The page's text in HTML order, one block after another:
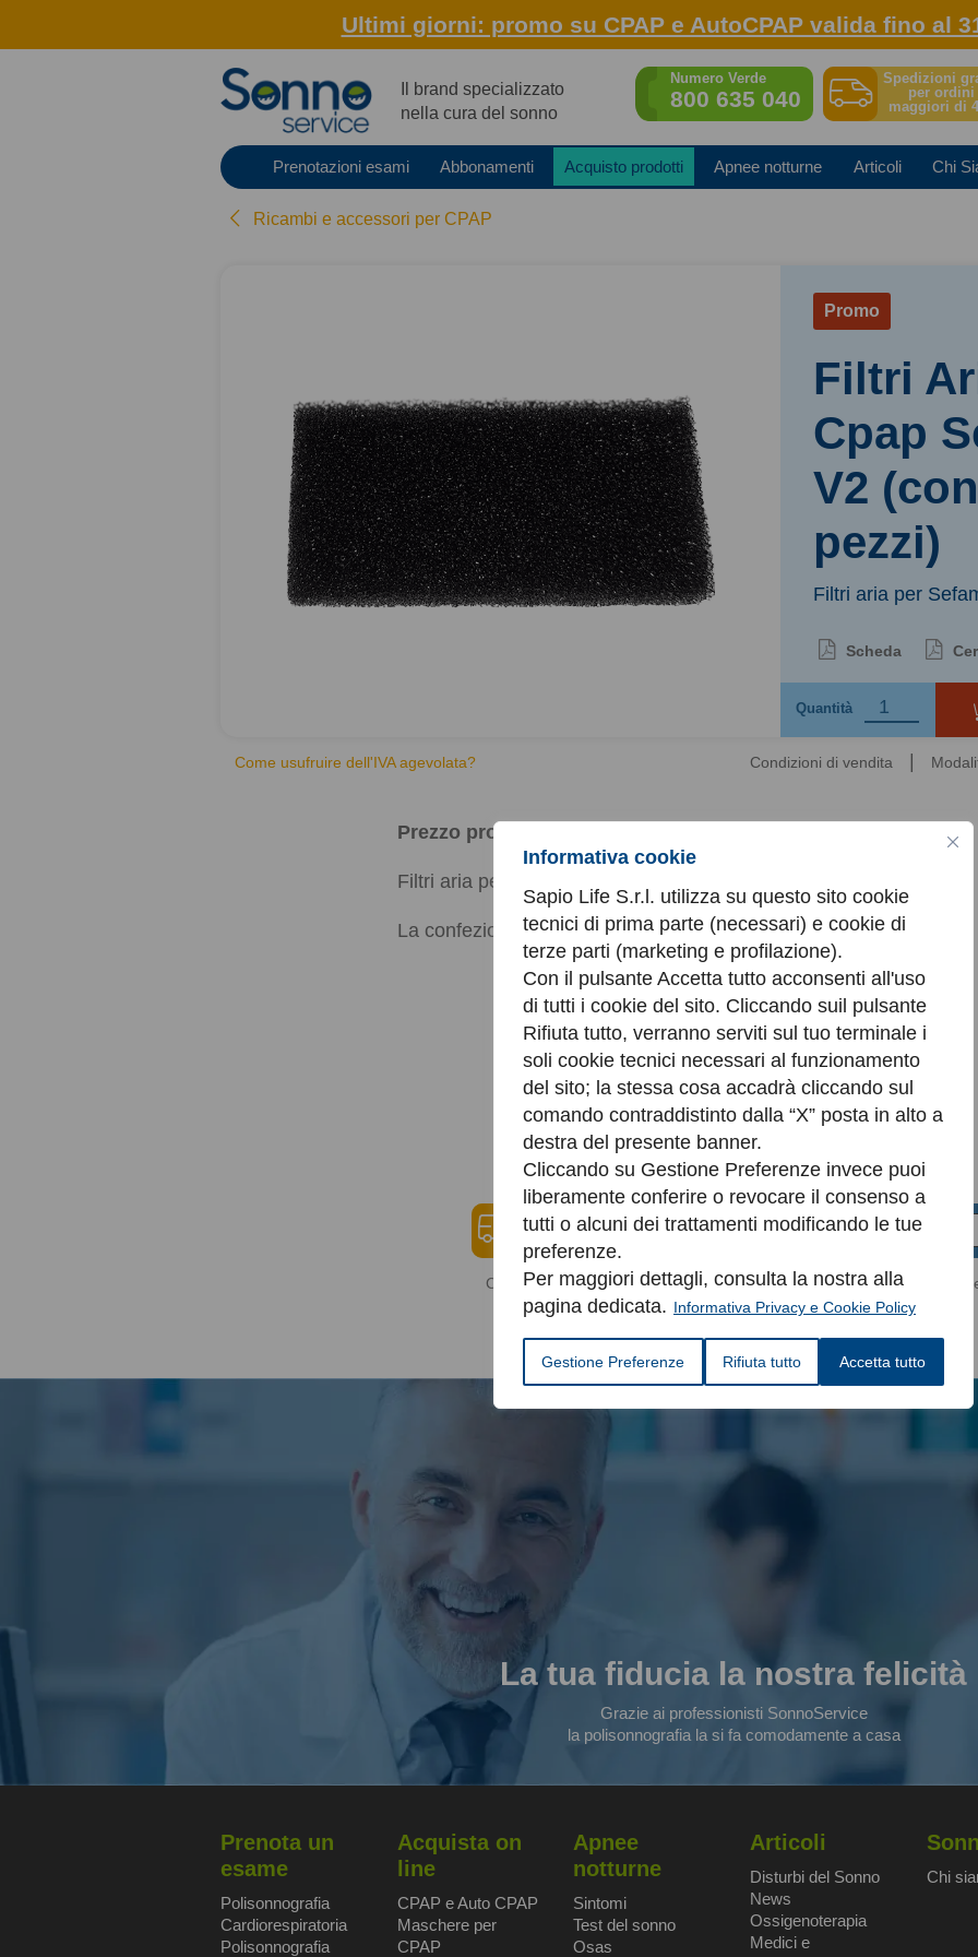
Informativa cookie
Sapio Life S.r.l. utilizza su questo sito cookie
tecnici di prima parte (necessari) e cookie di
terze parti (marketing e profilazione).
Con il pulsante Accetta tutto acconsenti all'uso
di tutti i cookie del sito. Cliccando suil pulsante
Rifiuta tutto, verranno serviti sul tuo terminale i
soli cookie tecnici necessari al funzionamento
del sito; la stessa cosa accadrà cliccando sul
comando contraddistinto dalla “X” posta in alto a
destra del presente banner.
Cliccando su Gestione Preferenze invece puoi
liberamente conferire o revocare il consenso a
tutti o alcuni dei trattamenti modificando le tue
preferenze.
Per maggiori dettagli, consulta la nostra alla
pagina dedicata. Informativa Privacy e Cookie Policy
Gestione Preferenze Rifiuta tutto Accetta tutto
Ultimi giorni: promo su CPAP e AutoCPAP valida fino al
Il brand specializzato
nella cura del sonno
Numero Verde
800 635 040
Spedizioni
per ordini
maggiori di
Prenotazioni esami Abbonamenti Acquisto prodotti Apnee notturne Articoli Chi
Ricambi e accessori per CPAP
Promo
Filtri
Cpap
V2
pezzi)
Filtri aria per
Scheda
Quantità
Come usufruire dell'IVA agevolata? Condizioni di vendita |
Prezzo promozionale.
Filtri aria per Sefam SBox V2
La confezione contiene 20 filtri.
Potrebbero interessarti anche
Spedizioni gratis
per ordini
maggiori di 40€
Pagamenti
Condizioni di vendita | Modalità di reso | Condizioni di
La tua fiducia la nostra felicità
Grazie ai professionisti SonnoService
la polisonnografia la si fa comodamente a casa
Prenota un
esame
Polisonnografia
Cardiorespiratoria
Polisonnografia
Acquista on
line
CPAP e Auto CPAP
Maschere per
CPAP
Apnee
notturne
Sintomi
Test del sonno
Osas
Articoli
Disturbi del Sonno
News
Ossigenoterapia
Medici e
Chi